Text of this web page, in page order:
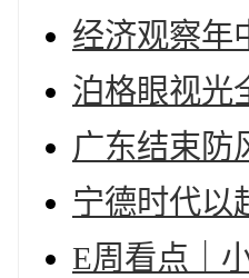
经济观察年
泊格眼视光
广东结束防
宁德时代以
E周看点｜